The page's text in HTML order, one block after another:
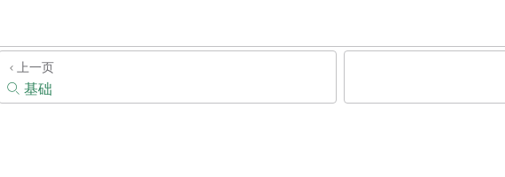
上一页
基础